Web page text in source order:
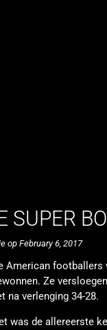
SUPER
op February 6, 2017
American footballers
Ze
na verlenging 34-28.
was de allereerste